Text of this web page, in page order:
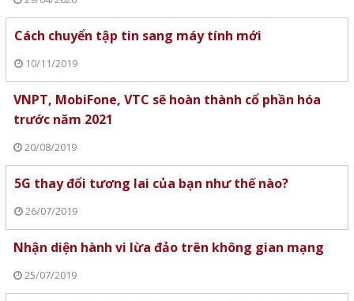
Cách chuyển tập tin sang máy tính mới
10/11/2019
VNPT, MobiFone, VTC sẽ hoàn thành cổ phần hóa
trước năm 2021
20/08/2019
5G thay đổi tương lai của bạn như thế nào?
26/07/2019
Nhận diện hành vi lừa đảo trên không gian mạng
25/07/2019